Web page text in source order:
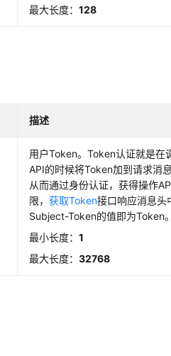
最大长度：128
描述
用户Token。Token认证就是在
API的时候将Token加到请求消息
从而通过身份认证，获得操作
限，获取Token接口响应消息头
Subject-Token的值即为Token。
最小长度：1
最大长度：32768